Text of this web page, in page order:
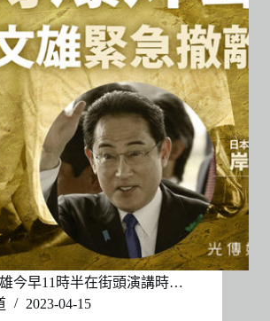
今早11時半在街頭演講時…
2023-04-15